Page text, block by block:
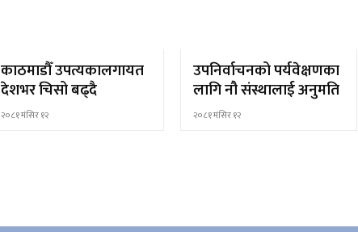
काठमाडौँ उपत्यकालगायत
देशभर चिसो बढ्दै
२०८१ मंसिर १२
उपनिर्वाचनको पर्यवेक्षणका
लागि नौ संस्थालाई अनुमति
२०८१ मंसिर १२